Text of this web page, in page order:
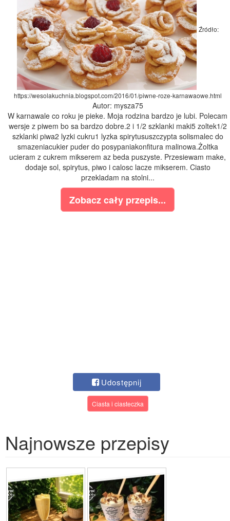
Źródło:
https://wesolakuchnia.blogspot.com/2016/01/piwne-roze-karnawaowe.html
Autor: mysza75
W karnawale co roku je pieke. Moja rodzina bardzo je lubi. Polecam
wersje z piwem bo sa bardzo dobre.2 i 1/2 szklanki maki5 zoltek1/2
szklanki piwa2 lyzki cukru1 lyzka spirytususzczypta solismalec do
smazeniacukier puder do posypaniakonfitura malinowa.Żoltka
ucieram z cukrem mikserem az beda puszyste. Przesiewam make,
dodaje sol, spirytus, piwo i calosc lacze mikserem. Ciasto
przekladam na stolni...
Zobacz cały przepis...
Udostępnij
Ciasta i ciasteczka
Najnowsze przepisy